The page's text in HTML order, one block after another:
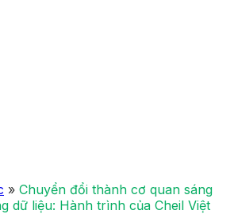
» Chuyển đổi thành cơ quan sáng
dữ liệu: Hành trình của Cheil Việt